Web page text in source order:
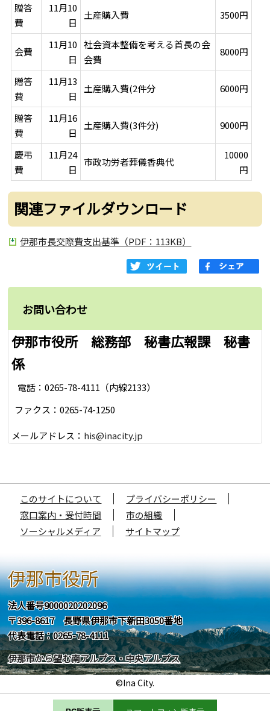
贈答
費
11月10
日
土産購入費 3500円
会費
11月10
日
社会資本整備を考える首長の会
会費
8000円
贈答
費
11月13
日
土産購入費(2件分 6000円
贈答
費
11月16
日
土産購入費(3件分) 9000円
慶弔
費
11月24
日
市政功労者葬儀香典代
10000
円
関連ファイルダウンロード
伊那市長交際費支出基準（PDF：113KB）
お問い合わせ
伊那市役所 総務部 秘書広報課 秘書
係
電話：0265-78-4111（内線2133）
ファクス：0265-74-1250
メールアドレス： his@inacity.jp
このサイトについて
プライバシーポリシー
窓口案内・受付時間
市の組織
ソーシャルメディア
サイトマップ
伊那市役所
法人番号9000020202096
〒396-8617 長野県伊那市下新田3050番地
代表電話：0265-78-4111
伊那市から望む南アルプス・中央アルプス
©Ina City.